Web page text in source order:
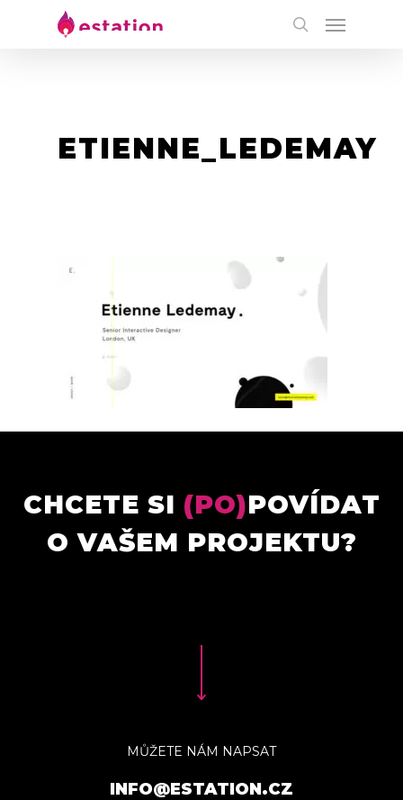
ETIENNE_LEDEMAY
CHCETE SI (PO)POVÍDAT
O VAŠEM PROJEKTU?
MŮŽETE NÁM NAPSAT
INFO@ESTATION.CZ